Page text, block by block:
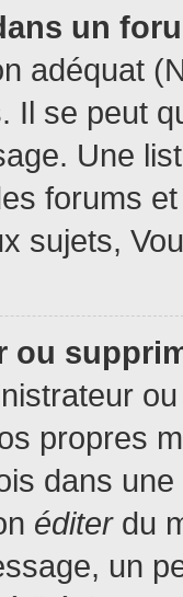
un
adéquat
Il se peut
Une
forums
sujets,
ou
propres
dans
éditerdu
un